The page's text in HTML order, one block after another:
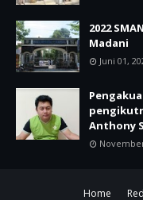
2022
Madani
Juni 01,
Anthony
Home